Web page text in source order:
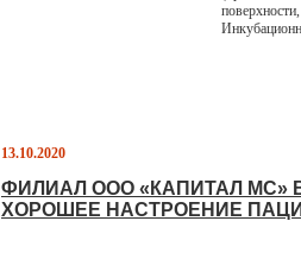
13.10.2020
ФИЛИАЛ ООО «КАПИТАЛ МС»
ХОРОШЕЕ НАСТРОЕНИЕ